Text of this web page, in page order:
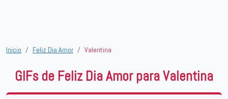
Inicio Feliz Dia Amor Valentina
GIFs de Feliz Dia Amor para Valentina